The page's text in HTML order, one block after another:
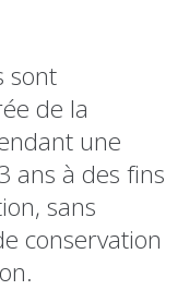
sont
de la
une
ans à des fins
sans
conservation